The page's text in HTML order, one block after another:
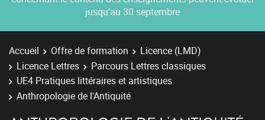
jusqu’au 30 septembre
Accueil Offre de formation
Licence (LMD)
Licence Lettres
Parcours Lettres classiques
UE4 Pratiques littéraires et artistiques
Anthropologie de l'Antiquité